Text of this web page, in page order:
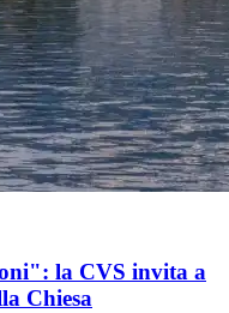
la CVS invita a
Chiesa